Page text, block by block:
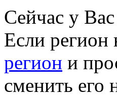
Сейчас у
Если
регион и
сменить его